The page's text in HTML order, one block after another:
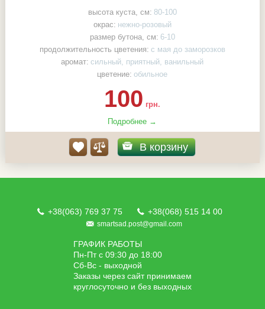
высота куста, см: 80-100
окрас: нежно-розовый
размер бутона, см: 6-10
продолжительность цветения: с мая до заморозков
аромат: сильный, приятный, ванильный
цветение: обильное
100 грн.
Подробнее →
В корзину
+38(063) 769 37 75 +38(068) 515 14 00
smartsad.post@gmail.com
ГРАФИК РАБОТЫ
Пн-Пт с 09:30 до 18:00
Сб-Вс - выходной
Заказы через сайт принимаем
круглосуточно и без выходных